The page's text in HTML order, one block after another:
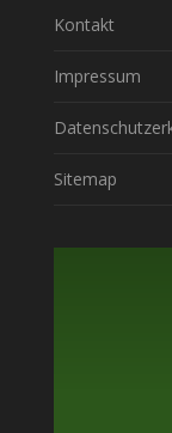
Kontakt
Impressum
Sitemap